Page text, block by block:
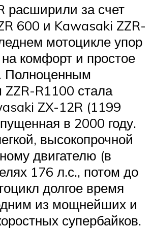
расширили за счет
600 и Kawasaki ZZR-
мотоцикле упор
комфорт и простое
Полноценным
R1100 стала
ZX-12R (1199
в 2000 году.
высокопрочной
двигателю (в
176 л.с., потом до
долгое время
из мощнейших и
супербайков.